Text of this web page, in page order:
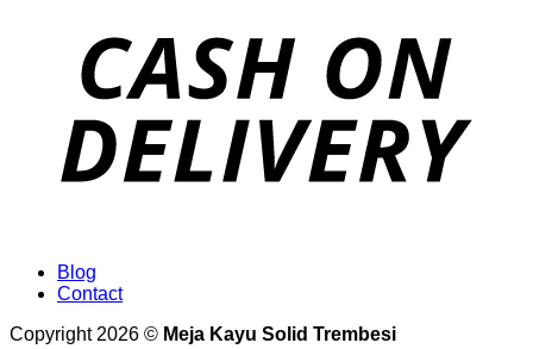
Blog
Contact
Copyright 2026 © Meja Kayu Solid Trembesi